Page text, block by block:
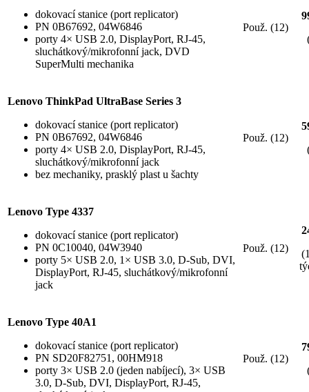
dokovací stanice (port replicator)
PN 0B67692, 04W6846
porty 4× USB 2.0, DisplayPort, RJ-45,
sluchátkový/mikrofonní jack, DVD
SuperMulti mechanika
Použ. (12)
Lenovo ThinkPad UltraBase Series 3
dokovací stanice (port replicator)
PN 0B67692, 04W6846
porty 4× USB 2.0, DisplayPort, RJ-45,
sluchátkový/mikrofonní jack
bez mechaniky, prasklý plast u šachty
Použ. (12)
Lenovo Type 4337
dokovací stanice (port replicator)
PN 0C10040, 04W3940
porty 5× USB 2.0, 1× USB 3.0, D-Sub, DVI,
DisplayPort, RJ-45, sluchátkový/mikrofonní
jack
Použ. (12)
Lenovo Type 40A1
dokovací stanice (port replicator)
PN SD20F82751, 00HM918
porty 3× USB 2.0 (jeden nabíjecí), 3× USB
3.0, D-Sub, DVI, DisplayPort, RJ-45,
Použ. (12)